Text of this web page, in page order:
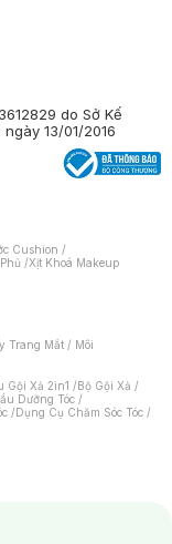
do Sở Kế
13/01/2016
Cushion /
/Xịt Khoá Makeup
Trang Mắt / Môi
Gội Xả 2in1 /Bộ Gội Xả /
Dưỡng Tóc /
/Dụng Cụ Chăm Sóc Tóc /